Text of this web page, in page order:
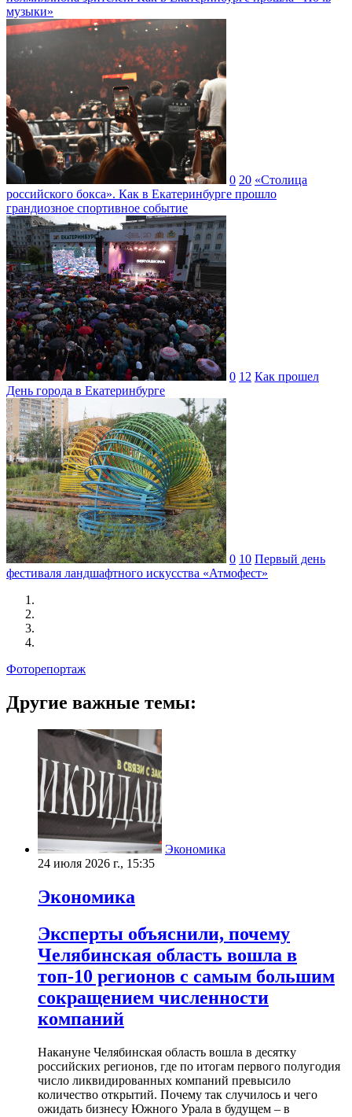
музыки»
0 20 «Столица
российского бокса». Как в Екатеринбурге прошло
грандиозное спортивное событие
0 12 Как прошел
День города в Екатеринбурге
0 10 Первый день
фестиваля ландшафтного искусства «Атмофест»
Фоторепортаж
Другие важные темы:
Экономика
24 июля 2026 г., 15:35
Экономика
Эксперты объяснили, почему
Челябинская область вошла в
топ-10 регионов с самым большим
сокращением численности
компаний
Накануне Челябинская область вошла в десятку
российских регионов, где по итогам первого полугодия
число ликвидированных компаний превысило
количество открытий. Почему так случилось и чего
ожидать бизнесу Южного Урала в будущем – в